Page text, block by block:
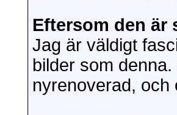
Eftersom den är
Jag är väldigt
bilder som
nyrenoverad, och